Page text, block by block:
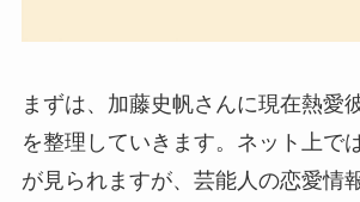
まずは、加藤史帆さんに現在熱愛
を整理していきます。ネット上で
が見られますが、芸能人の恋愛情